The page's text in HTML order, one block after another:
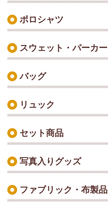
ポロシャツ
スウェット・パーカー
バッグ
リュック
セット商品
写真入りグッズ
ファブリック・布製品